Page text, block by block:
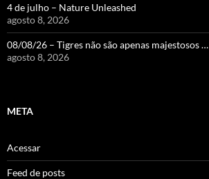
4 de julho – Nature Unleashed
agosto 8, 2026
08/08/26 – Tigres não são apenas majestosos …
agosto 8, 2026
META
Acessar
Feed de posts